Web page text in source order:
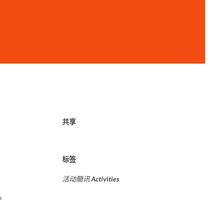
共享
标签
活动簡讯 Activities